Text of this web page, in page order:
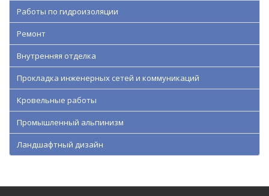
Работы по гидроизоляции
Ремонт
Внутренняя отделка
Прокладка инженерных сетей и коммуникаций
Кровельные работы
Промышленный альпинизм
Ландшафтный дизайн